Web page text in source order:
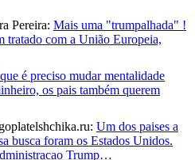
Pereira: Mais uma "trumpalhada" !
tratado com a União Europeia,
é preciso mudar mentalidade
os pais também querem
Um dos paises a
busca foram os Estados Unidos.
Trump…